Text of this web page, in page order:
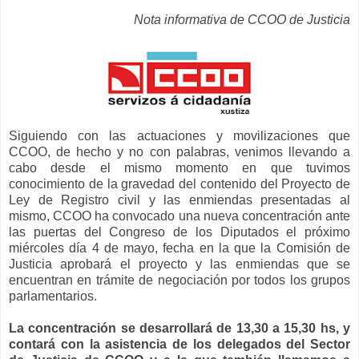
Nota informativa de CCOO de Justicia
Siguiendo con las actuaciones y movilizaciones que
CCOO, de hecho y no con palabras, venimos llevando a
cabo desde el mismo momento en que tuvimos
conocimiento de la gravedad del contenido del Proyecto de
Ley de Registro civil y las enmiendas presentadas al
mismo, CCOO ha convocado una nueva concentración ante
las puertas del Congreso de los Diputados el próximo
miércoles día 4 de mayo, fecha en la que la Comisión de
Justicia aprobará el proyecto y las enmiendas que se
encuentran en trámite de negociación por todos los grupos
parlamentarios.
La concentración se desarrollará de 13,30 a 15,30 hs, y
contará con la asistencia de los delegados del Sector